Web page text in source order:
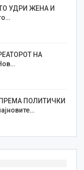
УДРИ ЖЕНА И
НА
ПОЛИТИЧКИ